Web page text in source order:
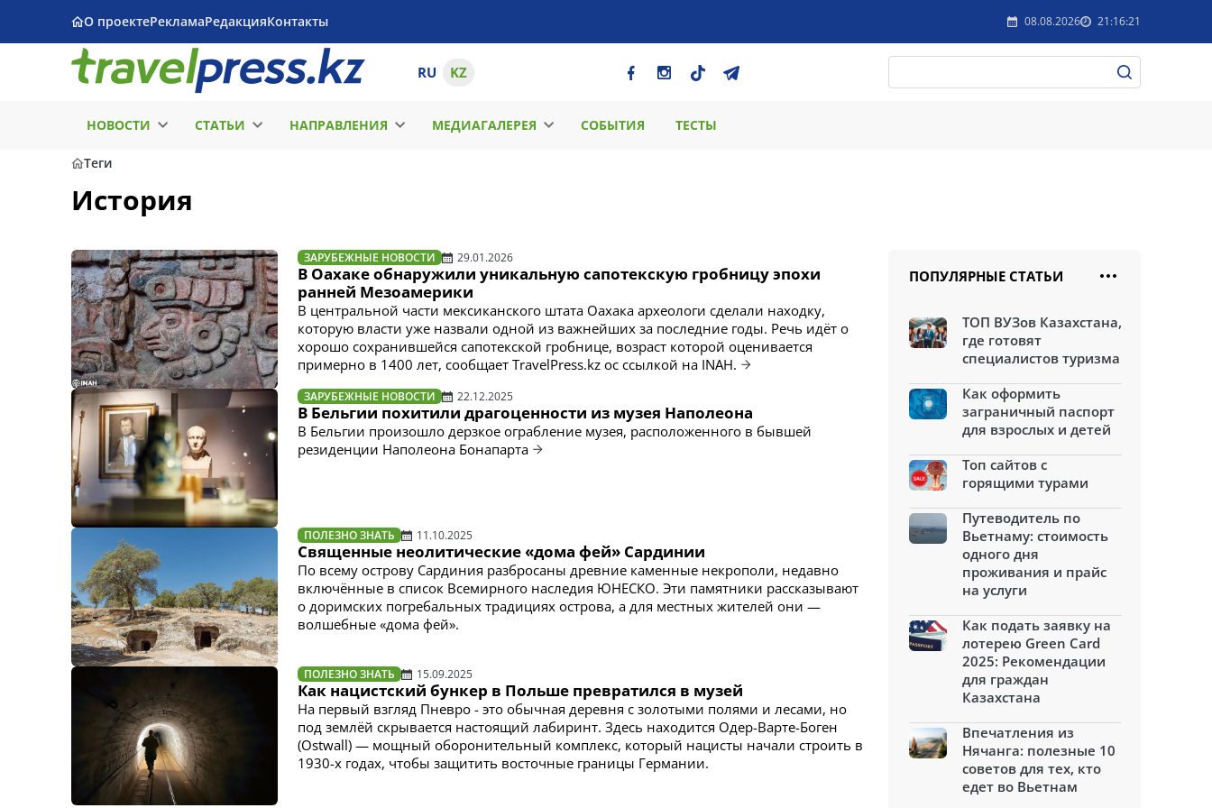
О проектеРекламаРедакцияКонтакты 08.08.2026 21:16:21
RU KZ
НОВОСТИ СТАТЬИ НАПРАВЛЕНИЯ МЕДИАГАЛЕРЕЯ СОБЫТИЯ ТЕСТЫ
Теги
История
ЗАРУБЕЖНЫЕ НОВОСТИ 29.01.2026
В Оахаке обнаружили уникальную сапотекскую гробницу эпохи
ранней Мезоамерики
В центральной части мексиканского штата Оахака археологи сделали находку,
которую власти уже назвали одной из важнейших за последние годы. Речь идёт о
хорошо сохранившейся сапотекской гробнице, возраст которой оценивается
примерно в 1400 лет, сообщает TravelPress.kz ос ссылкой на INAH.
ЗАРУБЕЖНЫЕ НОВОСТИ 22.12.2025
В Бельгии похитили драгоценности из музея Наполеона
В Бельгии произошло дерзкое ограбление музея, расположенного в бывшей
резиденции Наполеона Бонапарта
ПОЛЕЗНО ЗНАТЬ 11.10.2025
Священные неолитические «дома фей» Сардинии
По всему острову Сардиния разбросаны древние каменные некрополи, недавно
включённые в список Всемирного наследия ЮНЕСКО. Эти памятники рассказывают
о доримских погребальных традициях острова, а для местных жителей они —
волшебные «дома фей».
ПОЛЕЗНО ЗНАТЬ 15.09.2025
Как нацистский бункер в Польше превратился в музей
На первый взгляд Пневро - это обычная деревня с золотыми полями и лесами, но
под землёй скрывается настоящий лабиринт. Здесь находится Одер-Варте-Боген
(Ostwall) — мощный оборонительный комплекс, который нацисты начали строить в
1930-х годах, чтобы защитить восточные границы Германии.
ПОПУЛЯРНЫЕ СТАТЬИ
ТОП ВУЗов Казахстана,
где готовят
специалистов туризма
Как оформить
заграничный паспорт
для взрослых и детей
Топ сайтов с
горящими турами
Путеводитель по
Вьетнаму: стоимость
одного дня
проживания и прайс
на услуги
Как подать заявку на
лотерею Green Card
2025: Рекомендации
для граждан
Казахстана
Впечатления из
Нячанга: полезные 10
советов для тех, кто
едет во Вьетнам